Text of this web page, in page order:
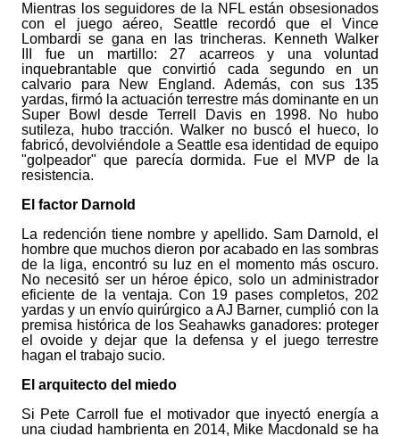
Mientras los seguidores de la NFL están obsesionados
con el juego aéreo, Seattle recordó que el Vince
Lombardi se gana en las trincheras. Kenneth Walker
III fue un martillo: 27 acarreos y una voluntad
inquebrantable que convirtió cada segundo en un
calvario para New England. Además, con sus 135
yardas, firmó la actuación terrestre más dominante en un
Super Bowl desde Terrell Davis en 1998. No hubo
sutileza, hubo tracción. Walker no buscó el hueco, lo
fabricó, devolviéndole a Seattle esa identidad de equipo
"golpeador" que parecía dormida. Fue el MVP de la
resistencia.
El factor Darnold
La redención tiene nombre y apellido. Sam Darnold, el
hombre que muchos dieron por acabado en las sombras
de la liga, encontró su luz en el momento más oscuro.
No necesitó ser un héroe épico, solo un administrador
eficiente de la ventaja. Con 19 pases completos, 202
yardas y un envío quirúrgico a AJ Barner, cumplió con la
premisa histórica de los Seahawks ganadores: proteger
el ovoide y dejar que la defensa y el juego terrestre
hagan el trabajo sucio.
El arquitecto del miedo
Si Pete Carroll fue el motivador que inyectó energía a
una ciudad hambrienta en 2014, Mike Macdonald se ha